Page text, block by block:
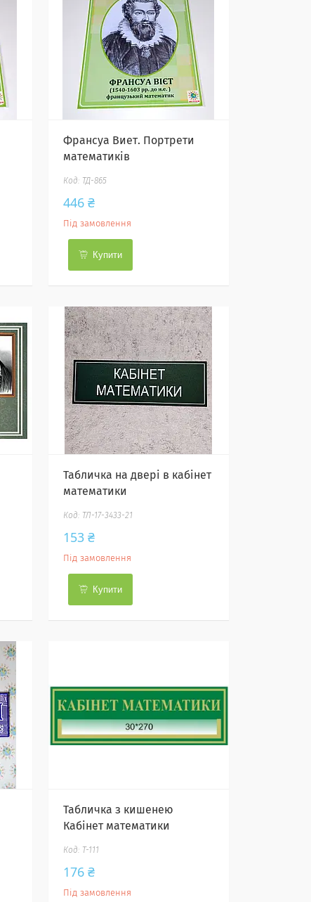
Франсуа Виет. Портрети
математиків
ТД-865
446 ₴
Під замовлення
Купити
Табличка на двері в кабінет
математики
ТЛ-17-3433-21
153 ₴
Під замовлення
Купити
Табличка з кишенею
Кабінет математики
Т-111
176 ₴
Під замовлення